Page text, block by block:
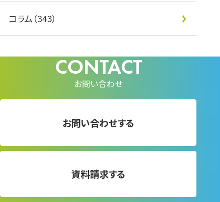
コラム（343）
お問い合わせ
お問い合わせする
資料請求する